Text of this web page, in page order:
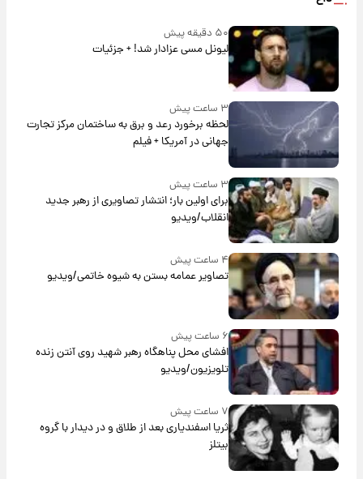
۵۰ دقیقه پیش
لیونل مسی عزادار شد! + جزئیات
۳ ساعت پیش
لحظه برخورد رعد و برق به ساختمان مرکز تجارت
جهانی در آمریکا + فیلم
۳ ساعت پیش
برای اولین بار؛ انتشار تصاویری از رهبر جدید
انقلاب/ویدیو
۴ ساعت پیش
تصاویر عمامه بستن به شیوه خاتمی/ویدیو
۶ ساعت پیش
افشای محل پناهگاه‌ رهبر شهید روی آنتن زنده
تلویزیون/ویدیو
۷ ساعت پیش
ثریا اسفندیاری بعد از طلاق و در دیدار با گروه
بیتلز